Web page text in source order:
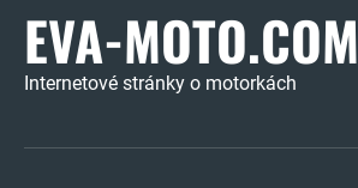
EVA-MOTO.COM
Internetové stránky o motorkách